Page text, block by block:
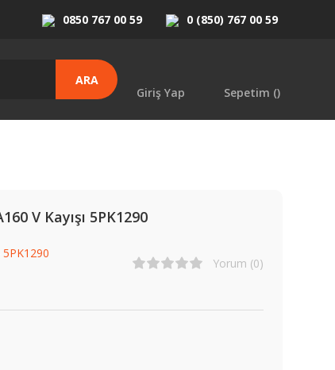
0850 767 00 59 0 (850) 767 00 59
ARA
Giriş Yap
Sepetim ()
V Kayışı 5PK1290
Yorum (0)